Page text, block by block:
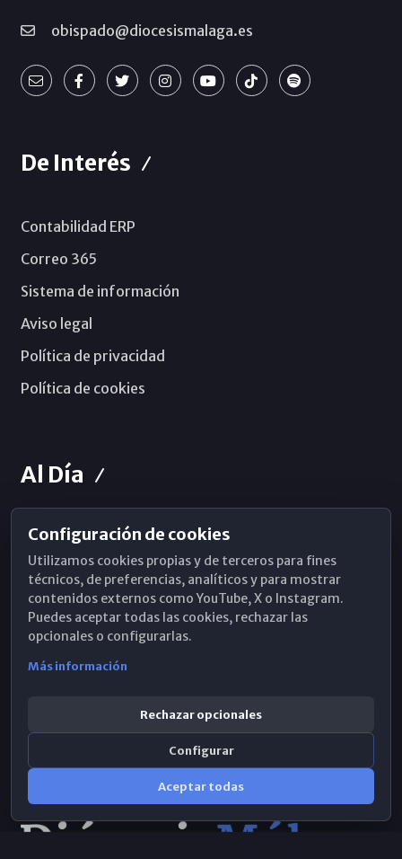
obispado@diocesismalaga.es
De Interés
Contabilidad ERP
Correo 365
Sistema de información
Aviso legal
Política de privacidad
Política de cookies
Al Día
Horarios de Misa
Hemeroteca
WhatsApp
Configuración de cookies
Utilizamos cookies propias y de terceros para fines
técnicos, de preferencias, analíticos y para mostrar
contenidos externos como YouTube, X o Instagram.
Puedes aceptar todas las cookies, rechazar las
opcionales o configurarlas.
Más información
Rechazar opcionales
Configurar
Aceptar todas